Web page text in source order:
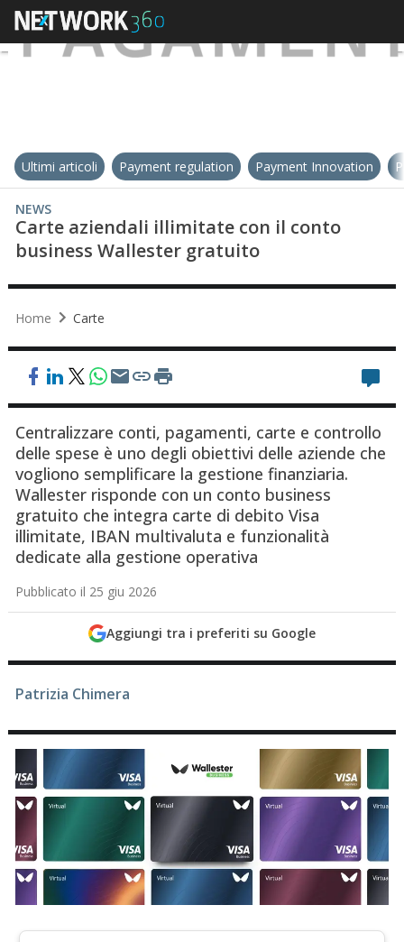
Ultimi articoli Payment regulation Payment Innovation
NEWS
Carte aziendali illimitate con il conto
business Wallester gratuito
Home Carte
Centralizzare conti, pagamenti, carte e controllo
delle spese è uno degli obiettivi delle aziende che
vogliono semplificare la gestione finanziaria.
Wallester risponde con un conto business
gratuito che integra carte di debito Visa
illimitate, IBAN multivaluta e funzionalità
dedicate alla gestione operativa
Pubblicato il 25 giu 2026
Aggiungi tra i preferiti su Google
Patrizia Chimera